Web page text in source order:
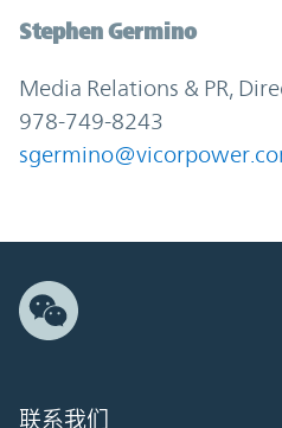
Stephen Germino
Media Relations & PR,
978-749-8243
联系我们